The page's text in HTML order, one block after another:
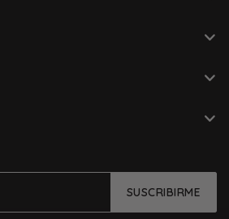
SUSCRIBIRME